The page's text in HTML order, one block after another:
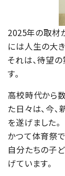
2025年の取材
には人生の大
それは、待望
す。
高校時代から
た日々は、今
を遂げました。
かつて体育祭
自分たちの子
げています。